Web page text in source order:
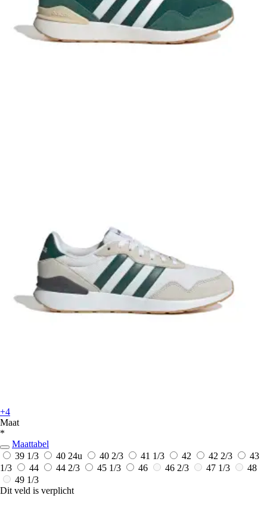
+4
Maat
*
Maattabel
39 1/3
40 24u 40 2/3 41 1/3 42 42 2/3
43
1/3
44 44 2/3 45 1/3 46 46 2/3 47 1/3
48
49 1/3
Dit veld is verplicht